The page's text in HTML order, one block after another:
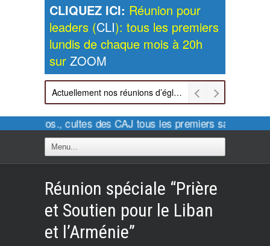
CLIQUEZ ICI: Réunion pour
leaders (CLI): tous les premiers
lundis de chaque mois à 20h
sur ZOOM
Actuellement nos réunions d’église sont retransmises sur ZOOM les dimanches à 11h et vendredis à 20h00
Pour infos., cultes des CAJ tous les premiers samedis
Réunion spéciale “Prière
et Soutien pour le Liban
et l’Arménie”